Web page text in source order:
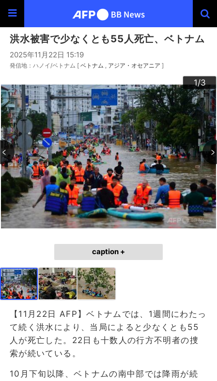
洪水被害で少なくとも55人死亡、ベトナム
2025年11月22日 15:19
発信地：ハノイ/ベトナム [ ベトナム アジア・オセアニア ]
1/3
2/3
3/3
caption +
【11月22日 AFP】ベトナムでは、1週間にわたっ
て続く洪水により、当局によると少なくとも55
人が死亡した。22日も十数人の行方不明者の捜
索が続いている。
10月下旬以降、ベトナムの南中部では降雨が続